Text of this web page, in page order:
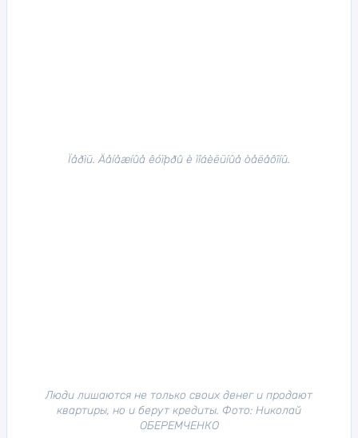
Ïåðìü. Äåíåæíûå êóïþðû è ìîáèëüíûå òåëåôîíû.
Люди лишаются не только своих денег и продают
квартиры, но и берут кредиты. Фото: Николай
ОБЕРЕМЧЕНКО